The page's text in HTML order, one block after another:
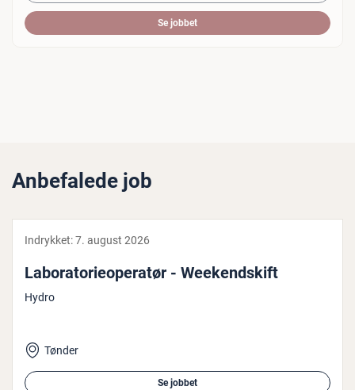
Se jobbet
Anbefalede job
Indrykket:7. august 2026
La­bo­ra­to­ri­e­o­pe­ra­tør - We­e­kend­skift
Hydro
Tønder
Se jobbet